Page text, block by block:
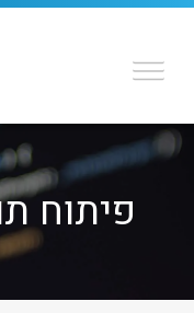
פיתוח